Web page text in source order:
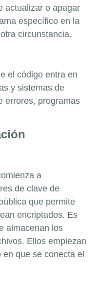
actualizar o apagar
específico en la
circunstancia.
el código entra en
y sistemas de
errores, programas
a
de clave de
que permite
encriptados. Es
almacenan los
Ellos empiezan
que se conecta el